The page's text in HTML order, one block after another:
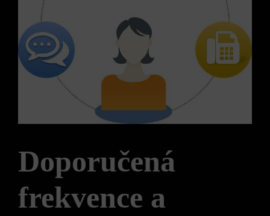
Doporučená
frekvence a​